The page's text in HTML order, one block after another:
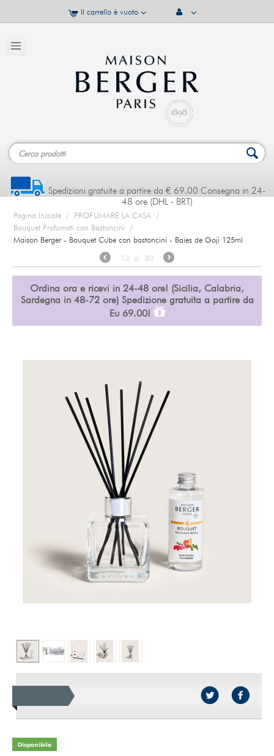
Il carrello è vuoto
Spedizioni gratuite a partire da € 69.00 Consegna in 24-
48 ore (DHL - BRT)
Pagina Iniziale / PROFUMARE LA CASA
/
Bouquet Profumati con Bastoncini
/
Maison Berger - Bouquet Cube con bastoncini - Baies de Goji 125ml
13
di 83
Ordina ora e ricevi in 24-48 ore! (Sicilia, Calabria,
Sardegna in 48-72 ore) Spedizione gratuita a partire da
Eu 69.00!
Disponibile